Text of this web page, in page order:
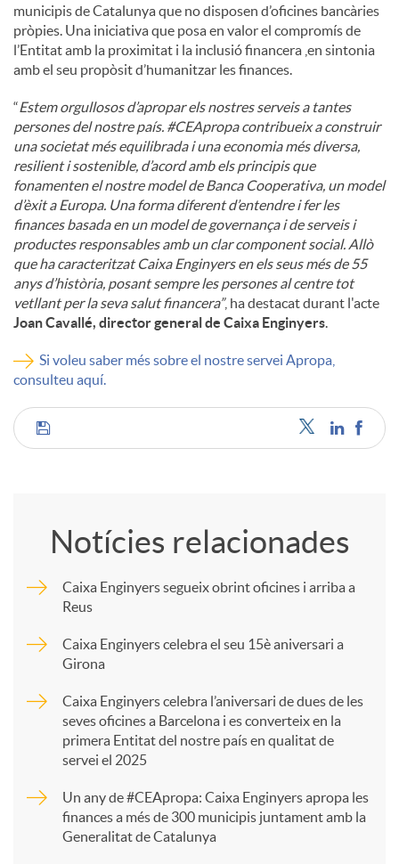
s
municipis de Catalunya que no disposen d’oficines bancàries
pròpies. Una iniciativa que posa en valor el compromís de
l’Entitat amb la proximitat i la inclusió financera ,en sintonia
amb el seu propòsit d’humanitzar les finances.
“Estem orgullosos d’apropar els nostres serveis a tantes
persones del nostre país. #CEApropa contribueix a construir
una societat més equilibrada i una economia més diversa,
resilient i sostenible, d’acord amb els principis que
fonamenten el nostre model de Banca Cooperativa, un model
d’èxit a Europa. Una forma diferent d’entendre i fer les
finances basada en un model de governança i de serveis i
productes responsables amb un clar component social. Allò
que ha caracteritzat Caixa Enginyers en els seus més de 55
anys d’història, posant sempre les persones al centre tot
vetllant per la seva salut financera”, ha destacat durant l'acte
Joan Cavallé, director general de Caixa Enginyers.
Si voleu saber més sobre el nostre servei Apropa,
consulteu aquí.
C
t
Notícies relacionades
Caixa Enginyers segueix obrint oficines i arriba a
Reus
Caixa Enginyers celebra el seu 15è aniversari a
Girona
Caixa Enginyers celebra l’aniversari de dues de les
seves oficines a Barcelona i es converteix en la
primera Entitat del nostre país en qualitat de
servei el 2025
Un any de #CEApropa: Caixa Enginyers apropa les
finances a més de 300 municipis juntament amb la
Generalitat de Catalunya